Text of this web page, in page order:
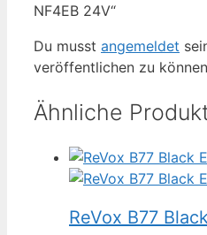
NF4EB 24V“
Du musst angemeldet
veröffentlichen zu
Ähnliche
ReVox B77